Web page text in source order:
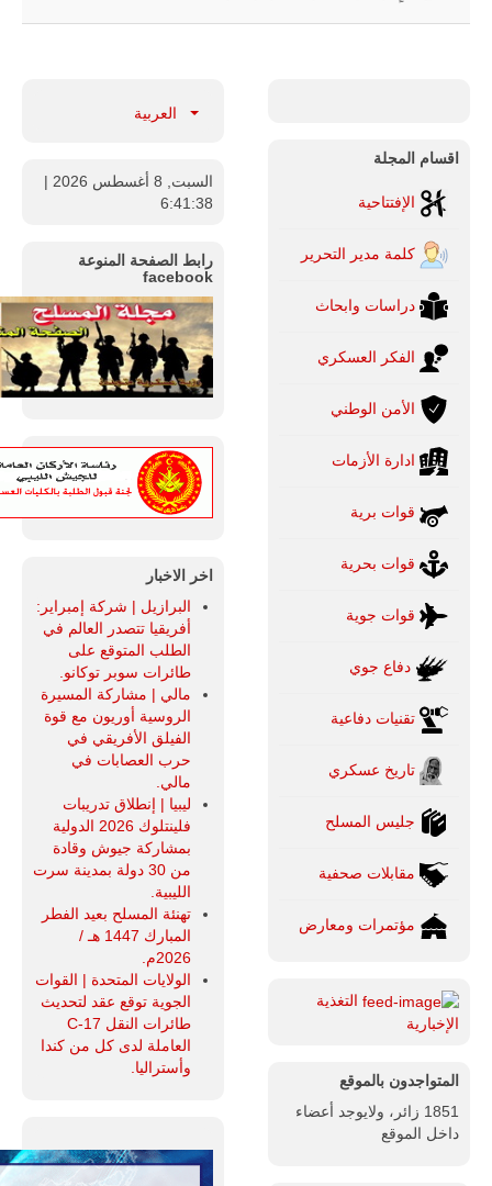
التمرد في
منطقة الساحل،
أوريون على
التحليق…
ليبيا | إنطلاق
2026 الدولية
بمشاركة
جيوش وقادة
من 30 دولة
بمدينة سرت
الليبية.
في خطوة
تُوصف بأنها
اختبار عملي
جديد لإمكانية
تقريب
المسافات بين
المؤسستين
العسكريتين في
شرق البلاد
وغربها، وسط
حضور دولي
تقوده الولايات
المتحدة وشراكة
مباشرة مع
أطراف ليبية
منقسمة منذ…
للمزيد
اقسام المجلة
الإفتتاحية
كلمة مدير التحرير
دراسات وابحاث
الفكر العسكري
الأمن الوطني
ادارة الأزمات
قوات برية
قوات بحرية
قوات جوية
دفاع جوي
تقنيات دفاعية
تاريخ عسكري
جليس المسلح
مقابلات صحفية
مؤتمرات ومعارض
التغذية
الإخبارية
المتواجدون بالموقع
1851 زائر، ولايوجد أعضاء
داخل الموقع
العربية
السبت, 8 أغسطس 2026
|
6:41:39
رابط الصفحة المنوعة
facebook
اخر الاخبار
البرازيل | شركة إمبراير:
أفريقيا تتصدر العالم في
الطلب المتوقع على
طائرات سوبر توكانو.
مالي | مشاركة المسيرة
الروسية أوريون مع قوة
الفيلق الأفريقي في
حرب العصابات في
مالي.
ليبيا | إنطلاق تدريبات
فلينتلوك 2026 الدولية
بمشاركة جيوش وقادة
من 30 دولة بمدينة سرت
الليبية.
تهنئة المسلح بعيد الفطر
المبارك 1447 هـ /
2026م.
الولايات المتحدة | القوات
الجوية توقع عقد لتحديث
طائرات النقل C-17
العاملة لدى كل من كندا
وأستراليا.